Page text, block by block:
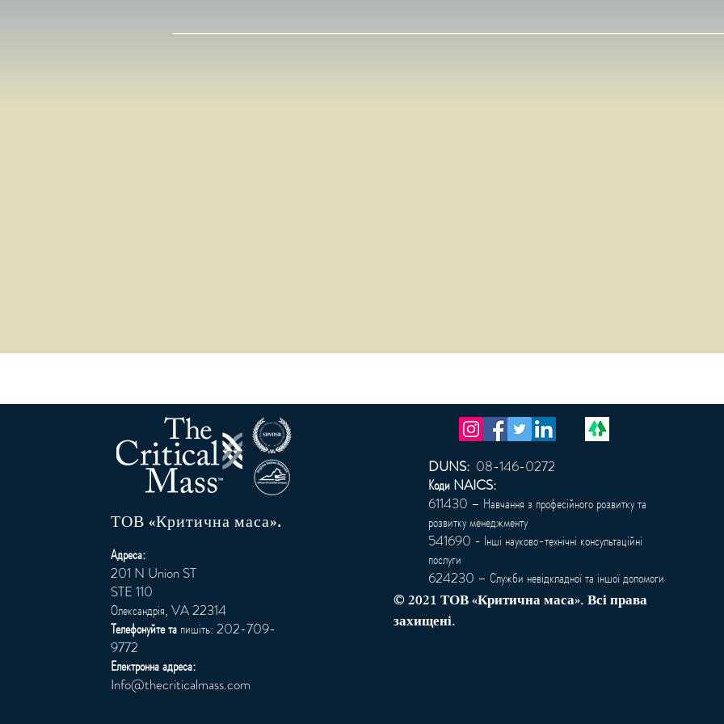
ТОВ «Критична маса».
Адреса:
201 N Union ST
STE 110
Олександрія, VA 22314
Телефонуйте тапишіть: 202-709-
9772
Електронна адреса:
Info@thecriticalmass.com
DUNS: 08-146-0272
Коди NAICS:
611430 – Навчання з професійного розвитку та
розвитку менеджменту
541690 - Інші науково-технічні консультаційні
послуги
624230 – Служби невідкладної та іншої допомоги
© 2021 ТОВ «Критична маса». Всі права
захищені.